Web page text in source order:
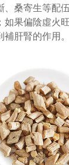
、桑寄生等配
如果偏陰虛火
肝腎的作用。